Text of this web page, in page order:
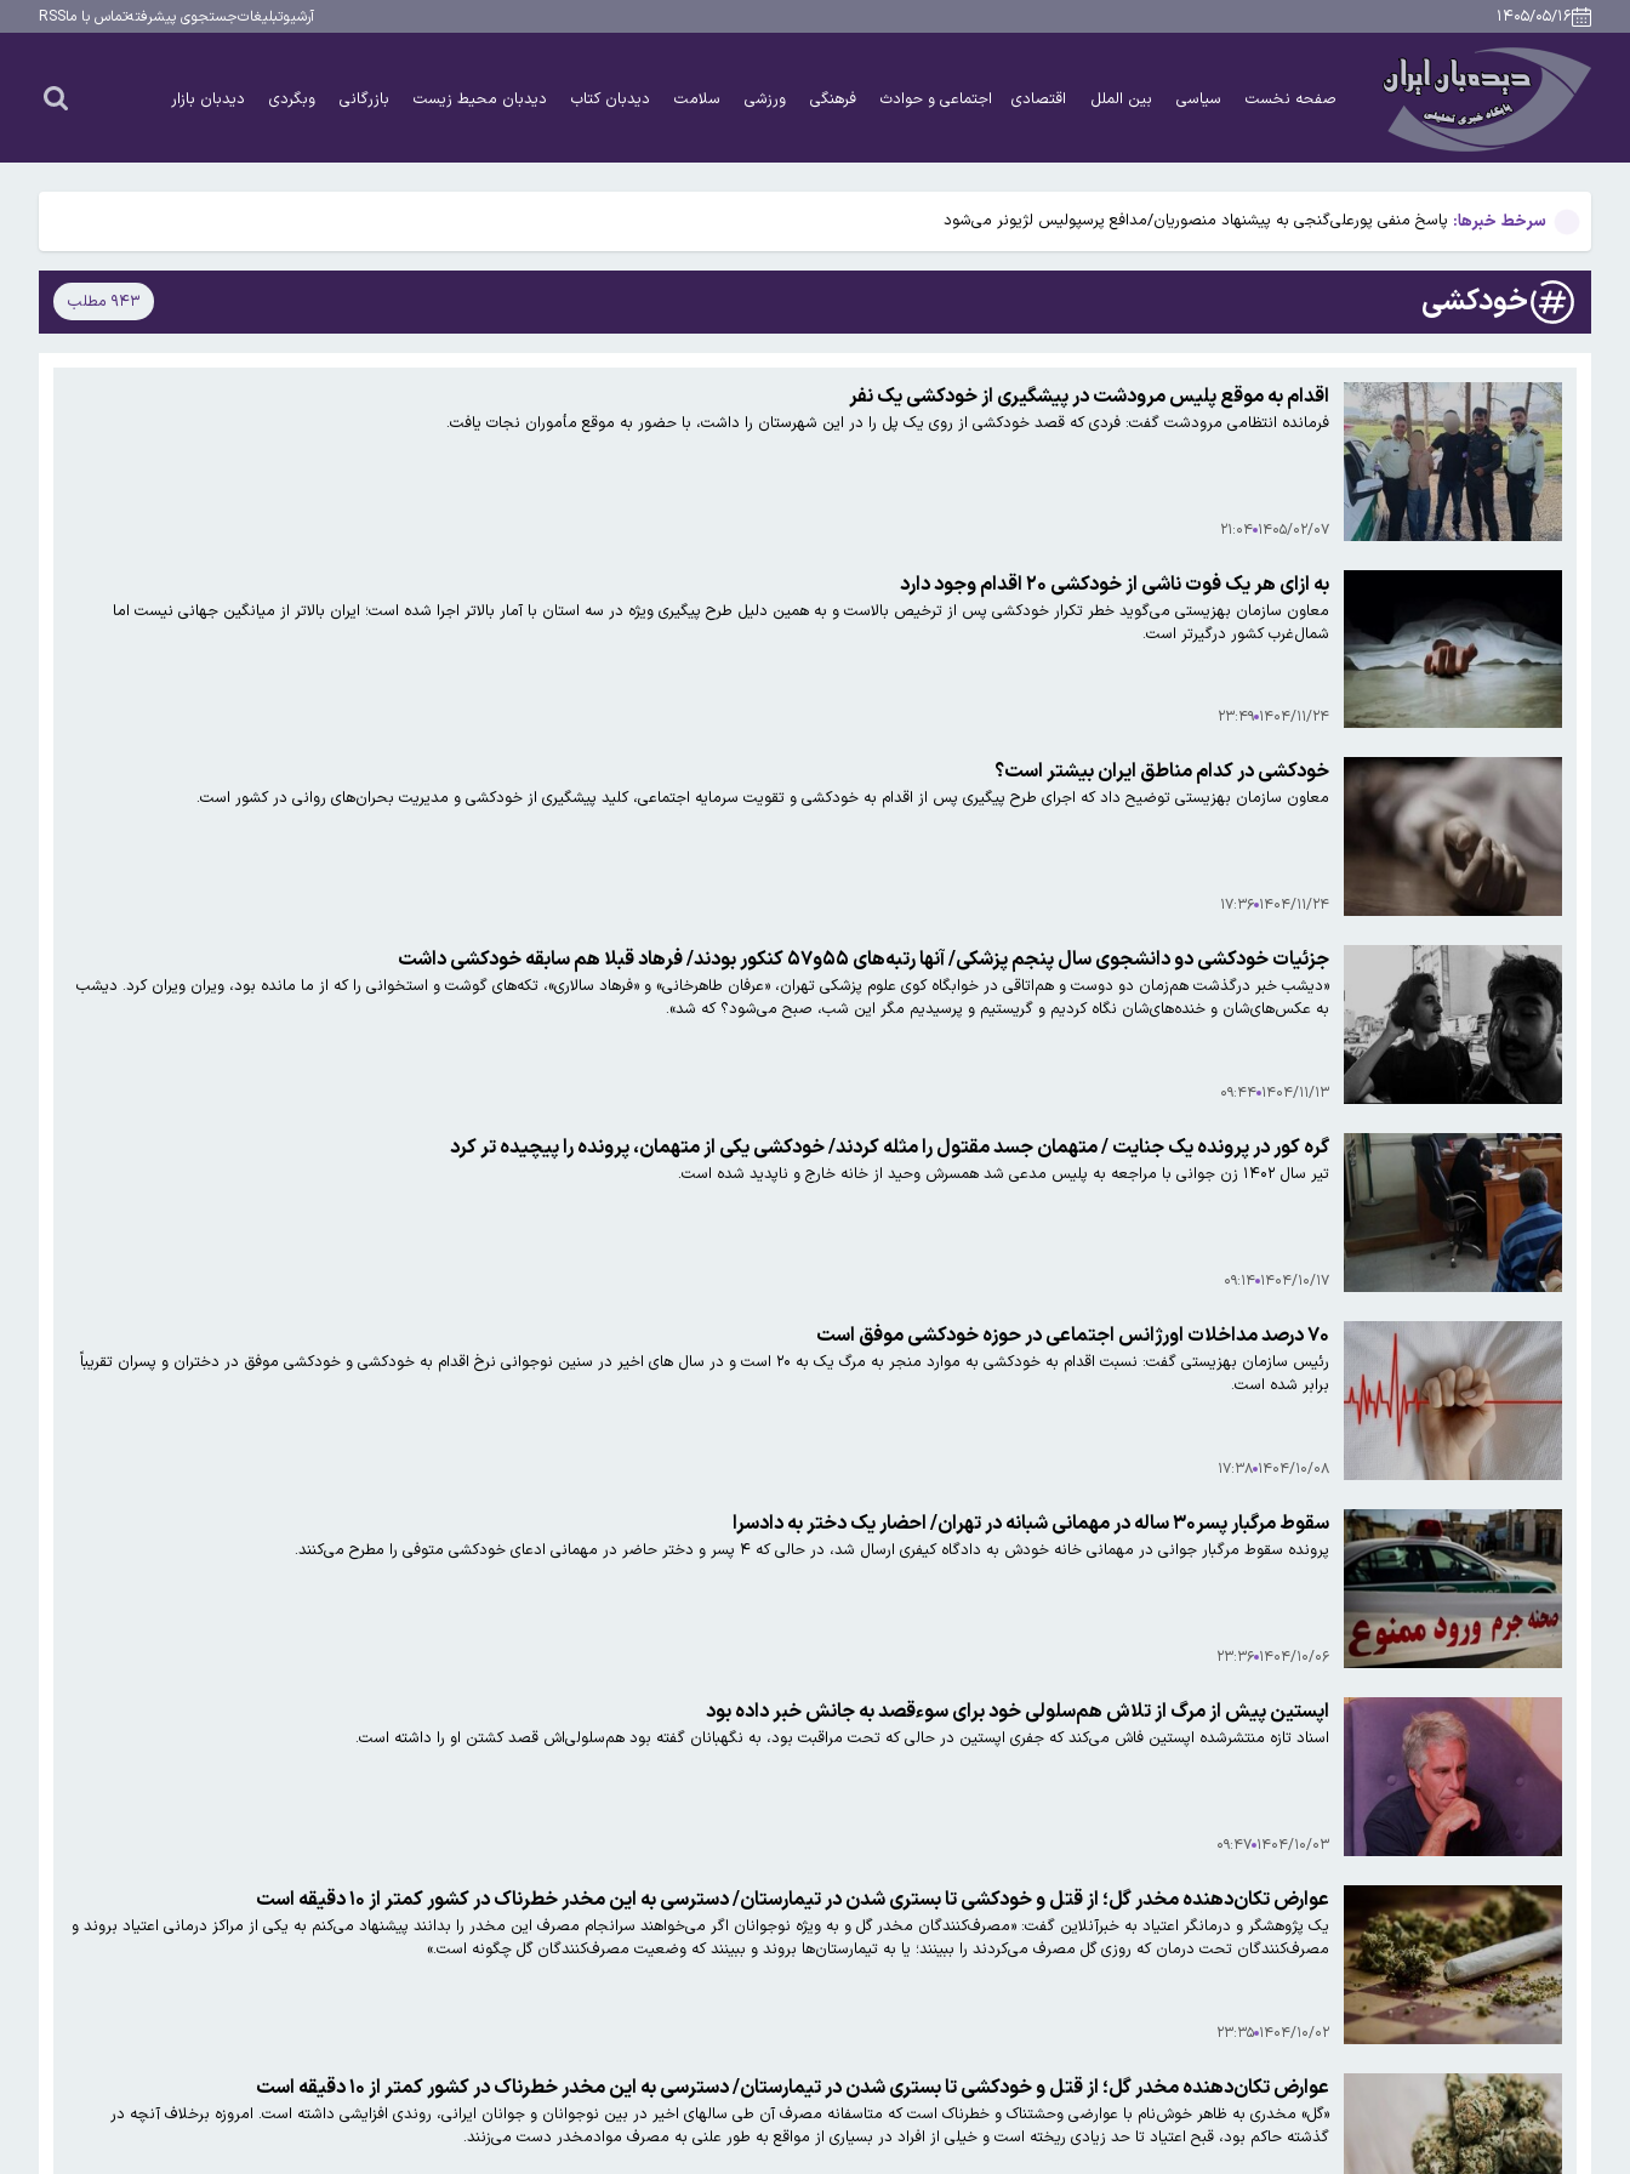
۱۴۰۵/۰۵/۱۶ آرشیوتبلیغاتجستجوی پیشرفتهتماس با ماRSS
صفحه نخست سیاسی بین الملل اقتصادی اجتماعی و حوادث فرهنگی ورزشی سلامت دیدبان کتاب دیدبان محیط زیست بازرگانی وبگردی دیدبان بازار
سرخط خبرها:
محدودیت تردد در آزادراه تهران کرج قزوین تا ۲۰ شهریور/ جزئیات
سنای آمریکا، طرح قانونی تحریم روسیه و ایران را با نام لیندسی گراهام تایید کرد/ تحریم های نفتی ایران و روسیه تشدید می شود
جزئیات جدید از انتقال نجومی گزینه پرسپولیس به نساجی
پاسخ منفی پورعلی‌گنجی به پیشنهاد منصوریان/مدافع پرسپولیس لژیونر می‌شود
وزارت خارجه آمریکا از وضع تحریم‌های جدید علیه ایران خبر داد
سنای آمریکا، طرح قانونی تحریم روسیه و ایران را با نام لیندسی گراهام تایید کرد/ تحریم های نفتی ایران و روسیه تشدید می شود
جزئیات جدید از انتقال نجومی گزینه پرسپولیس به نساجی
خودکشی ۹۴۳ مطلب
اقدام به موقع پلیس مرودشت در پیشگیری از خودکشی یک نفر
فرمانده انتظامی مرودشت گفت: فردی که قصد خودکشی از روی یک پل را در این شهرستان را داشت، با حضور به موقع مأموران نجات یافت.
۱۴۰۵/۰۲/۰۷ ۲۱:۰۴
به ازای هر یک فوت ناشی از خودکشی ۲۰ اقدام وجود دارد
معاون سازمان بهزیستی می‌گوید خطر تکرار خودکشی پس از ترخیص بالاست و به همین دلیل طرح پیگیری ویژه در سه استان با آمار بالاتر اجرا شده است؛ ایران بالاتر از میانگین جهانی نیست اما
شمال‌غرب کشور درگیرتر است.
۱۴۰۴/۱۱/۲۴ ۲۳:۴۹
خودکشی در کدام مناطق ایران بیشتر است؟
معاون سازمان بهزیستی توضیح داد که اجرای طرح پیگیری پس از اقدام به خودکشی و تقویت سرمایه اجتماعی، کلید پیشگیری از خودکشی و مدیریت بحران‌های روانی در کشور است.
۱۴۰۴/۱۱/۲۴ ۱۷:۳۶
جزئیات خودکشی دو دانشجوی سال پنجم پزشکی/ آنها رتبه‌های ۵۵و۵۷ کنکور بودند/ فرهاد قبلا هم سابقه خودکشی داشت
«دیشب خبر درگذشت هم‌زمان دو دوست و هم‌اتاقی در خوابگاه کوی علوم پزشکی تهران، «عرفان طاهرخانی» و «فرهاد سالاری»، تکه‌های گوشت و استخوانی را که از ما مانده بود، ویران ویران کرد. دیشب
به عکس‌های‌شان و خنده‌های‌شان نگاه کردیم و گریستیم و پرسیدیم مگر این شب، صبح می‌شود؟ که شد».
۱۴۰۴/۱۱/۱۳ ۰۹:۴۴
گره کور در پرونده یک جنایت / متهمان جسد مقتول را مثله کردند/ خودکشی یکی از متهمان، پرونده را پیچیده تر کرد
تیر سال ۱۴۰۲ زن جوانی با مراجعه به پلیس مدعی شد همسرش وحید از خانه خارج و ناپدید شده است.
۱۴۰۴/۱۰/۱۷ ۰۹:۱۴
۷۰ درصد مداخلات اورژانس اجتماعی در حوزه خودکشی موفق است
رئیس سازمان بهزیستی گفت: نسبت اقدام به خودکشی به موارد منجر به مرگ یک به ۲۰ است و در سال های اخیر در سنین نوجوانی نرخ اقدام به خودکشی و خودکشی موفق در دختران و پسران تقریباً
برابر شده است.
۱۴۰۴/۱۰/۰۸ ۱۷:۳۸
سقوط مرگبار پسر۳۰ ساله در مهمانی شبانه در تهران/ احضار یک دختر به دادسرا
پرونده سقوط مرگبار جوانی در مهمانی خانه خودش به دادگاه کیفری ارسال شد، در حالی که ۴ پسر و دختر حاضر در مهمانی ادعای خودکشی متوفی را مطرح می‌کنند.
۱۴۰۴/۱۰/۰۶ ۲۳:۳۶
اپستین پیش از مرگ از تلاش هم‌سلولی خود برای سوءقصد به جانش خبر داده بود
اسناد تازه منتشرشده اپستین فاش می‌کند که جفری اپستین در حالی که تحت مراقبت بود، به نگهبانان گفته بود هم‌سلولی‌اش قصد کشتن او را داشته است.
۱۴۰۴/۱۰/۰۳ ۰۹:۴۷
عوارض تکان‌دهنده مخدر گل؛ از قتل و خودکشی تا بستری شدن در تیمارستان/ دسترسی به این مخدر خطرناک در کشور کمتر از ۱۰ دقیقه است
یک پژوهشگر و درمانگر اعتیاد به خبرآنلاین گفت: «مصرف‌کنندگان مخدر گل و به ویژه نوجوانان اگر می‌خواهند سرانجام مصرف این مخدر را بدانند پیشنهاد می‌کنم به یکی از مراکز درمانی اعتیاد بروند و
مصرف‌کنندگان تحت درمان که روزی گل مصرف می‌کردند را ببینند؛ یا به تیمارستان‌ها بروند و ببینند که وضعیت مصرف‌کنندگان گل چگونه است.»
۱۴۰۴/۱۰/۰۲ ۲۳:۳۵
عوارض تکان‌دهنده مخدر گل؛ از قتل و خودکشی تا بستری شدن در تیمارستان/ دسترسی به این مخدر خطرناک در کشور کمتر از ۱۰ دقیقه است
«گل» مخدری به ظاهر خوش‌نام با عوارضی وحشتناک و خطرناک است که متاسفانه مصرف آن طی سالهای اخیر در بین نوجوانان و جوانان ایرانی، روندی افزایشی داشته است. امروزه برخلاف آنچه در
گذشته حاکم بود، قبح اعتیاد تا حد زیادی ریخته است و خیلی از افراد در بسیاری از مواقع به طور علنی به مصرف موادمخدر دست می‌زنند.